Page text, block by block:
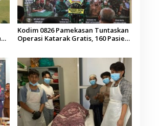
Kodim 0826 Pamekasan Tuntaskan
Operasi Katarak Gratis, 160 Pasien